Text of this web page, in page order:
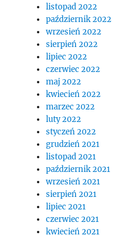
listopad 2022
październik 2022
wrzesień 2022
sierpień 2022
lipiec 2022
czerwiec 2022
maj 2022
kwiecień 2022
marzec 2022
luty 2022
styczeń 2022
grudzień 2021
listopad 2021
październik 2021
wrzesień 2021
sierpień 2021
lipiec 2021
czerwiec 2021
kwiecień 2021